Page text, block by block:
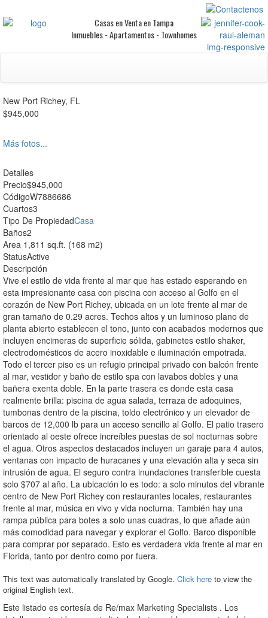
Casas en Venta en Tampa
Inmuebles - Apartamentos - Townhomes
New Port Richey, FL
$945,000
Más fotos...
Detalles
Precio$945,000
CódigoW7886686
Cuartos3
Tipo De PropiedadCasa
Baños2
Area 1,811 sq.ft. (168 m2)
StatusActive
Descripción
Vive el estilo de vida frente al mar que has estado esperando en
esta impresionante casa con piscina con acceso al Golfo en el
corazón de New Port Richey, ubicada en un lote frente al mar de
gran tamaño de 0.29 acres. Techos altos y un luminoso plano de
planta abierto establecen el tono, junto con acabados modernos que
incluyen encimeras de superficie sólida, gabinetes estilo shaker,
electrodomésticos de acero inoxidable e iluminación empotrada.
Todo el tercer piso es un refugio principal privado con balcón frente
al mar, vestidor y baño de estilo spa con lavabos dobles y una
bañera exenta doble. En la parte trasera es donde esta casa
realmente brilla: piscina de agua salada, terraza de adoquines,
tumbonas dentro de la piscina, toldo electrónico y un elevador de
barcos de 12,000 lb para un acceso sencillo al Golfo. El patio trasero
orientado al oeste ofrece increíbles puestas de sol nocturnas sobre
el agua. Otros aspectos destacados incluyen un garaje para 4 autos,
ventanas con impacto de huracanes y una elevación alta y seca sin
intrusión de agua. El seguro contra inundaciones transferible cuesta
solo $707 al año. La ubicación lo es todo: a solo minutos del vibrante
centro de New Port Richey con restaurantes locales, restaurantes
frente al mar, música en vivo y vida nocturna. También hay una
rampa pública para botes a solo unas cuadras, lo que añade aún
más comodidad para navegar y explorar el Golfo. Barco disponible
para comprar por separado. Esto es verdadera vida frente al mar en
Florida, tanto por dentro como por fuera.
This text was automatically translated by Google. Click here to view the
original English text.
Este listado es cortesía de Re/max Marketing Specialists . Los